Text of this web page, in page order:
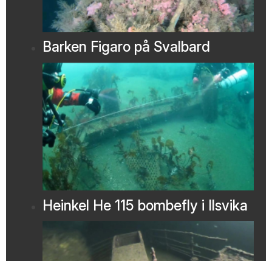
Barken Figaro på Svalbard
Heinkel He 115 bombefly i Ilsvika